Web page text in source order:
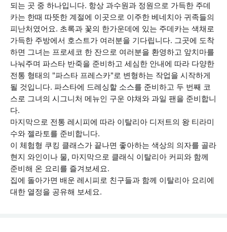
되는 곳 중 하나입니다. 항상 과수원과 정원으로 가득한 주데
카는 한때 따뜻한 계절에 이곳으로 이주한 베네치아 귀족들의
피난처였어요. 초록과 꽃의 한가운데에 있는 주데카는 색채로
가득한 주방에서 호스트가 여러분을 기다립니다. 그곳에 도착
하면 그녀는 프로세코 한 잔으로 여러분을 환영하고 앞치마를
나눠주며 파스타 반죽을 준비하고 세심한 안내에 따라 다양한
전통 형태의 "파스타 프레스카"로 변형하는 작업을 시작하게
될 것입니다. 파스타에 드레싱할 소스를 준비하고 두 번째 코
스로 그녀의 시그니처 메뉴인 구운 야채와 과일 팬을 준비합니
다.
마지막으로 전통 레시피에 따라 이탈리아 디저트의 왕 티라미
수와 젤라토를 준비합니다.
이 체험형 쿠킹 클래스가 끝나면 좋아하는 색상의 의자를 골라
현지 와인이나 물, 마지막으로 클래식 이탈리아 커피와 함께
준비해 온 요리를 즐겨보세요.
집에 돌아가면 배운 레시피로 친구들과 함께 이탈리아 요리에
대한 열정을 공유해 보세요.